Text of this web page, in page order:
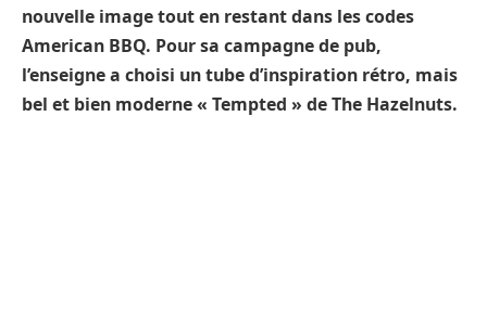
nouvelle image tout en restant dans les codes
American BBQ. Pour sa campagne de pub,
l’enseigne a choisi un tube d’inspiration rétro, mais
bel et bien moderne « Tempted » de The Hazelnuts.